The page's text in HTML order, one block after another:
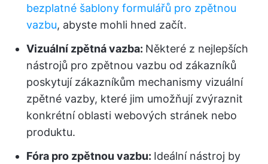
bezplatné šablony formulářů pro zpětnou
vazbu, abyste mohli hned začít.
Vizuální zpětná vazba: Některé z nejlepších
nástrojů pro zpětnou vazbu od zákazníků
poskytují zákazníkům mechanismy vizuální
zpětné vazby, které jim umožňují zvýraznit
konkrétní oblasti webových stránek nebo
produktu.
Fóra pro zpětnou vazbu: Ideální nástroj by